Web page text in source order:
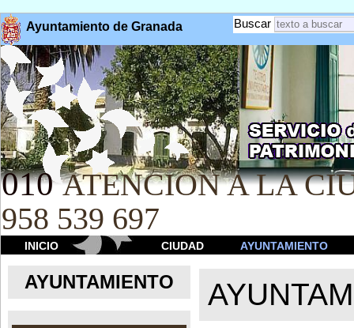
Ayuntamiento de Granada Buscar
010 ATENCION A LA
958 539 697
INICIO CIUDAD AYUNTAMIENTO
AYUNTAMIENTO